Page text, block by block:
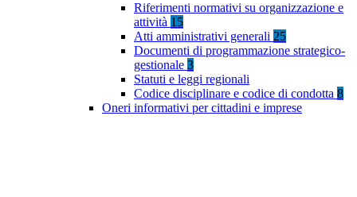
Riferimenti normativi su organizzazione e
attività 15
Atti amministrativi generali 25
Documenti di programmazione strategico-
gestionale 3
Statuti e leggi regionali
Codice disciplinare e codice di condotta 8
Oneri informativi per cittadini e imprese